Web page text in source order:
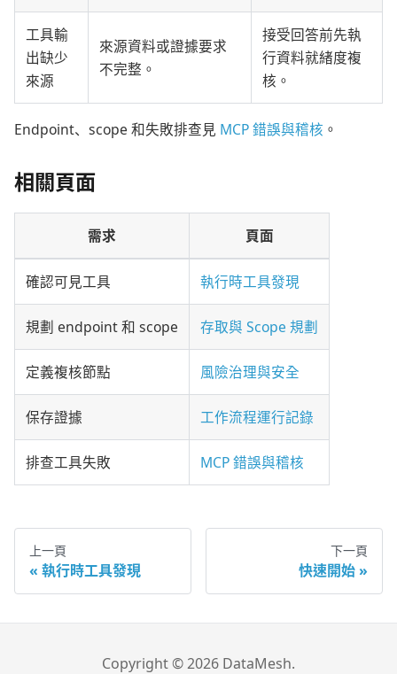
工具輸
出缺少
來源
來源資料或證據要求
不完整。
接受回答前先執
行資料就緒度複
核。
Endpoint、scope 和失敗排查見 MCP 錯誤與稽核 。
相關頁面
需求 頁面
確認可見工具 執行時工具發現
規劃 endpoint 和 scope 存取與 Scope 規劃
定義複核節點 風險治理與安全
保存證據 工作流程運行記錄
排查工具失敗 MCP 錯誤與稽核
上一頁
執行時工具發現
下一頁
快速開始
Copyright © 2026 DataMesh.